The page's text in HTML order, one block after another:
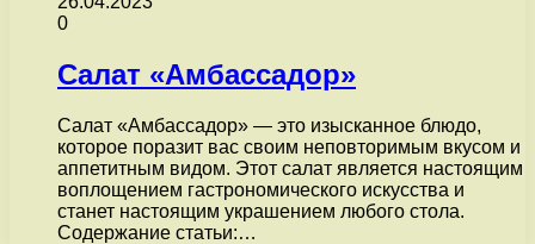
0
Салат «Амбассадор»
Салат «Амбассадор» — это изысканное блюдо,
которое поразит вас своим неповторимым вкусом и
аппетитным видом. Этот салат является настоящим
воплощением гастрономического искусства и
станет настоящим украшением любого стола.
Содержание статьи:…